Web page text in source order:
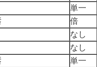
単一
倍
なし
なし
単一